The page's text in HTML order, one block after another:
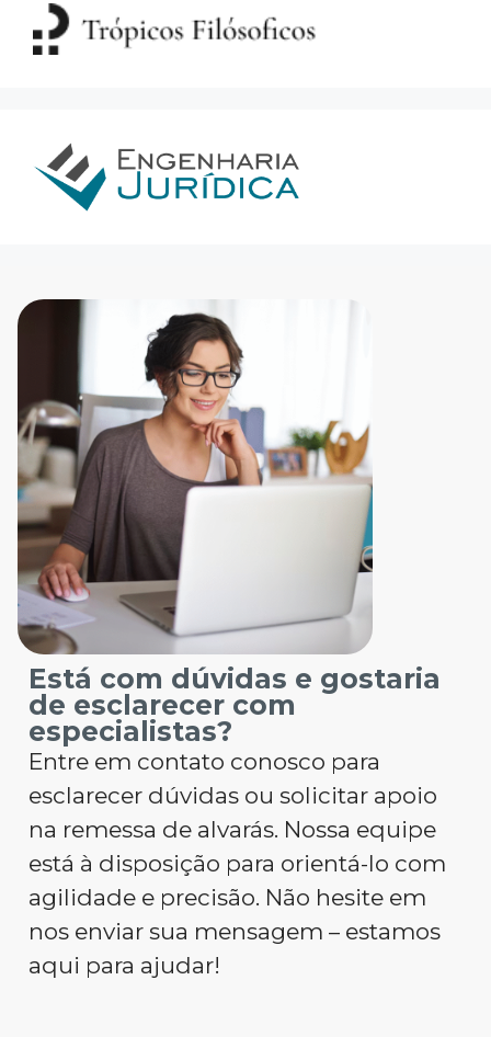
Está com dúvidas e gostaria
de esclarecer com
especialistas?
Entre em contato conosco para
esclarecer dúvidas ou solicitar apoio
na remessa de alvarás. Nossa equipe
está à disposição para orientá-lo com
agilidade e precisão. Não hesite em
nos enviar sua mensagem – estamos
aqui para ajudar!